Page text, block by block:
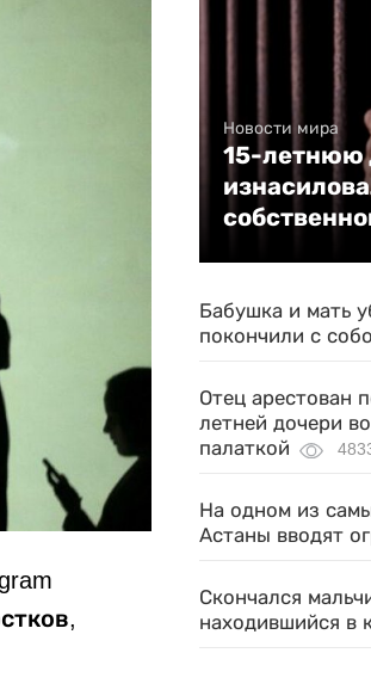
Новости мира
15-летнюю
Бабушка и мать
покончили с
Отец арестован
летней дочери
палаткой
На одном из
Астаны вводят
Скончался
находившийся в